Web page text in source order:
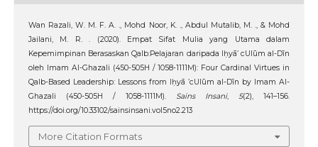
Wan Razali, W. M. F. A. ., Mohd Noor, K. ., Abdul Mutalib, M. ., & Mohd
Jailani, M. R. . (2020). Empat Sifat Mulia yang Utama dalam
Kepemimpinan Berasaskan Qalb:Pelajaran daripada Iḥyā’ cUlūm al-Dīn
oleh Imam Al-Ghazali (450-505H / 1058-1111M): Four Cardinal Virtues in
Qalb-Based Leadership: Lessons from Iḥyā ’cUlūm al-Dīn by Imam Al-
Ghazali (450-505H / 1058-1111M). Sains Insani,5(2), 141–156.
https://doi.org/10.33102/sainsinsani.vol5no2.213
More Citation Formats